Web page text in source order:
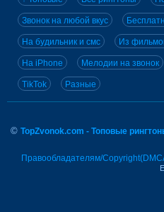
Звонок на любой вкус
На будильник и смс Из
На iPhone Мелодии на звонок
TikTok Разные
© TopZvonok.com - Топовые
Правообладателям/